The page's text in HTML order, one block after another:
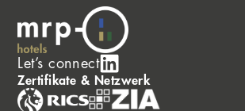
Let’s connect
Zertifikate & Netzwerk